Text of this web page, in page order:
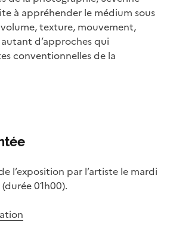
à appréhender le médium sous
texture, mouvement,
d’approches qui
conventionnelles de la
l’exposition par l’artiste le mardi
01h00).